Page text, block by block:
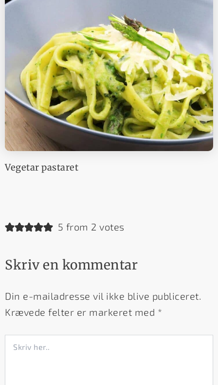
Vegetar pastaret
5 from 2 votes
Skriv en kommentar
Din e-mailadresse vil ikke blive publiceret.
Krævede felter er markeret med *
her..